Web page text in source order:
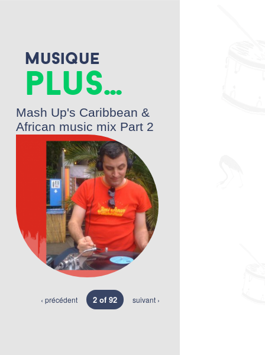
Musique
plus...
Mash Up's Caribbean &
African music mix Part 2
‹ précédent 2 of 92 suivant ›